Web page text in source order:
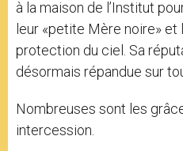
à la maison de l’Institut
leur «petite Mère noire» et
protection du ciel. Sa
désormais répandue sur
Nombreuses sont les
intercession.